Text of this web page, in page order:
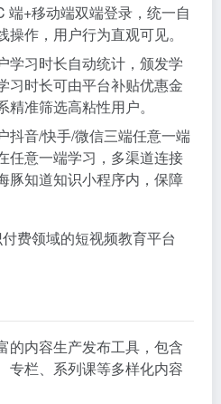
端+移动端双端登录，统一自
作，用户行为直观可见。
学习时长自动统计，颁发学
习时长可由平台补贴优惠金
准筛选高粘性用户。
抖音/快手/微信三端任意一端
任意一端学习，多渠道连接
豚知道知识小程序内，保障
的内容生产发布工具，包含
专栏、系列课等多样化内容